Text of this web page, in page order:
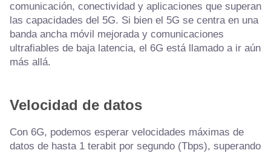
comunicación, conectividad y aplicaciones que superan
las capacidades del 5G. Si bien el 5G se centra en una
banda ancha móvil mejorada y comunicaciones
ultrafiables de baja latencia, el 6G está llamado a ir aún
más allá.
Velocidad de datos
Con 6G, podemos esperar velocidades máximas de
datos de hasta 1 terabit por segundo (Tbps), superando